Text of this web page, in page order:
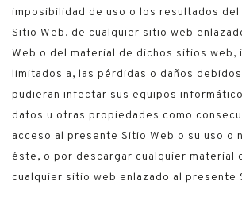
imposibilidad de uso o los resultados
Sitio Web, de cualquier sitio web
Web o del material de dichos sitios web,
limitados a, las pérdidas o daños
pudieran infectar sus equipos
datos u otras propiedades como
acceso al presente Sitio Web o su uso o
éste, o por descargar cualquier material
cualquier sitio web enlazado al presente